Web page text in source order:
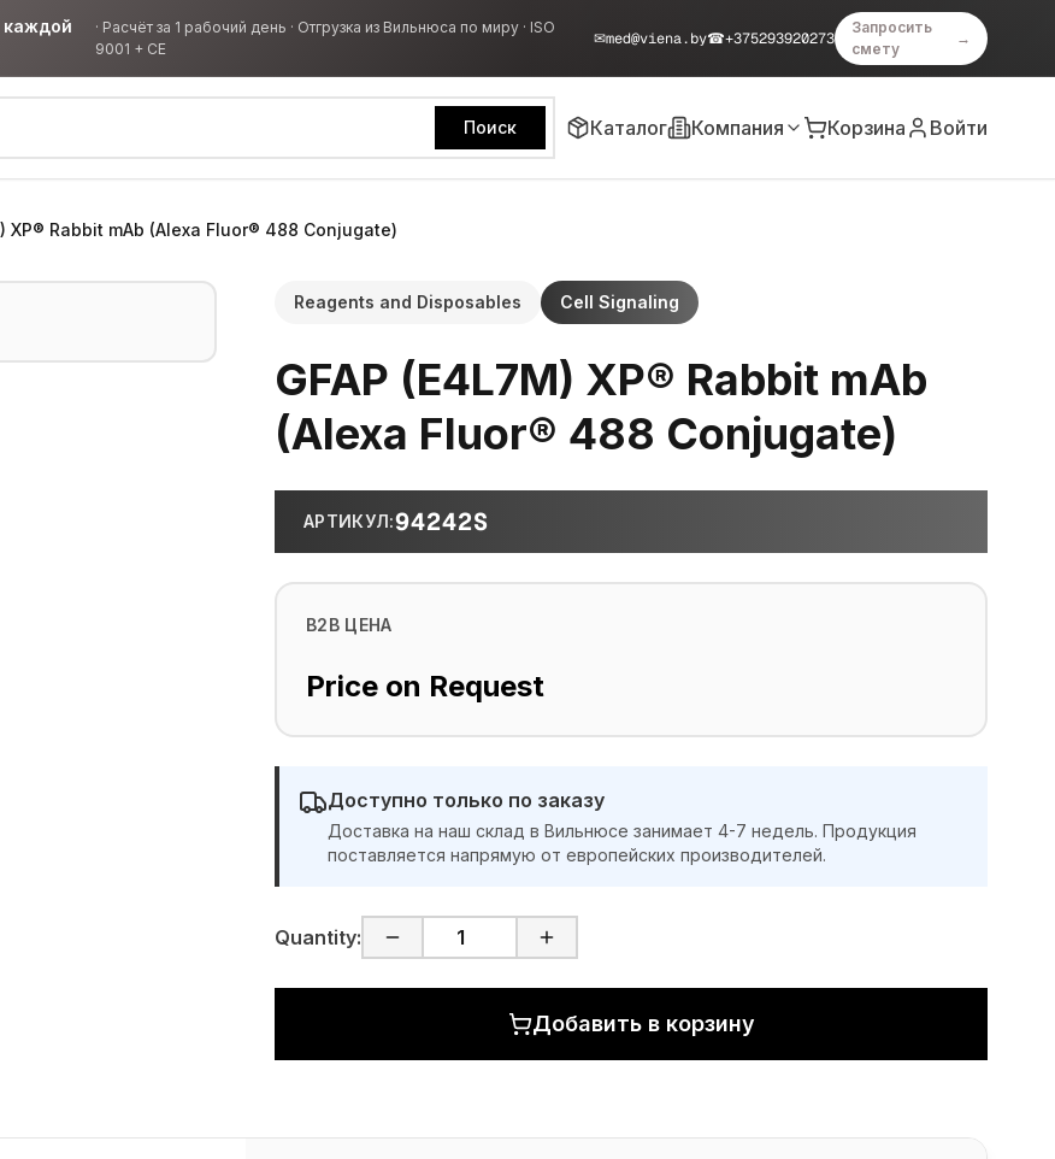
каждой
· Расчёт за 1 рабочий день · Отгрузка из Вильнюса по миру · ISO
9001 + CE
✉med@viena.by☎+375293920273
Запросить
смету
→
Поиск Каталог Компания Корзина Войти
XP® Rabbit mAb (Alexa Fluor® 488 Conjugate)
Reagents and Disposables Cell Signaling
GFAP (E4L7M) XP® Rabbit mAb
(Alexa Fluor® 488 Conjugate)
АРТИКУЛ:94242S
B2B ЦЕНА
Price on Request
Доступно только по заказу
Доставка на наш склад в Вильнюсе занимает 4-7 недель. Продукция
поставляется напрямую от европейских производителей.
Quantity:
Добавить в корзину